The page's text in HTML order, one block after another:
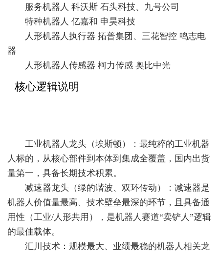
服务机器人 科沃斯 石头科技、九号公司
特种机器人 亿嘉和 申昊科技
人形机器人执行器 拓普集团、三花智控 鸣志电
器
人形机器人传感器 柯力传感 奥比中光
核心逻辑说明
工业机器人龙头（埃斯顿）：最纯粹的工业机器
人标的，从核心部件到本体到集成全覆盖，国内出货
量第一，具备长期技术积累。
减速器龙头（绿的谐波、双环传动）：减速器是
机器人价值量最高、技术壁垒最深的环节，且具备通
用性（工业/人形共用），是机器人赛道“卖铲人”逻辑
的最佳载体。
汇川技术：规模最大、业绩最稳的机器人相关龙